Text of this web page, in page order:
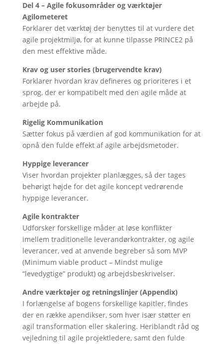
Del 4 – Agile fokusområder og værktøjer
Agilometeret
Forklarer det værktøj der benyttes til at vurdere det
agile projektmiljø, for at kunne tilpasse PRINCE2 på
den mest effektive måde.
Krav og user stories (brugervendte krav)
Forklarer hvordan krav defineres og prioriteres i et
sprog, der er kompatibelt med den agile måde at
arbejde på.
Rigelig Kommunikation
Sætter fokus på værdien af god kommunikation for at
opnå den fulde effekt af agile arbejdsmetoder.
Hyppige leverancer
Viser hvordan projekter planlægges, så der tages
behørigt højde for det agile koncept vedrørende
hyppige leverancer.
Agile kontrakter
Udforsker forskellige måder at løse konflikter
imellem traditionelle leverandørkontrakter, og agile
leverancer, ved at anvende begreber så som MVP
(Minimum viable product – Mindst mulige
“levedygtige” produkt) og arbejdsbeskrivelser.
Andre værktøjer og retningslinjer (Appendix)
I forlængelse af bogens forskellige kapitler, findes
der en række apendikser, som hver især støtter en
agil transformation eller skalering. Heriblandt råd og
vejledning til agile projektledere, samt den fulde